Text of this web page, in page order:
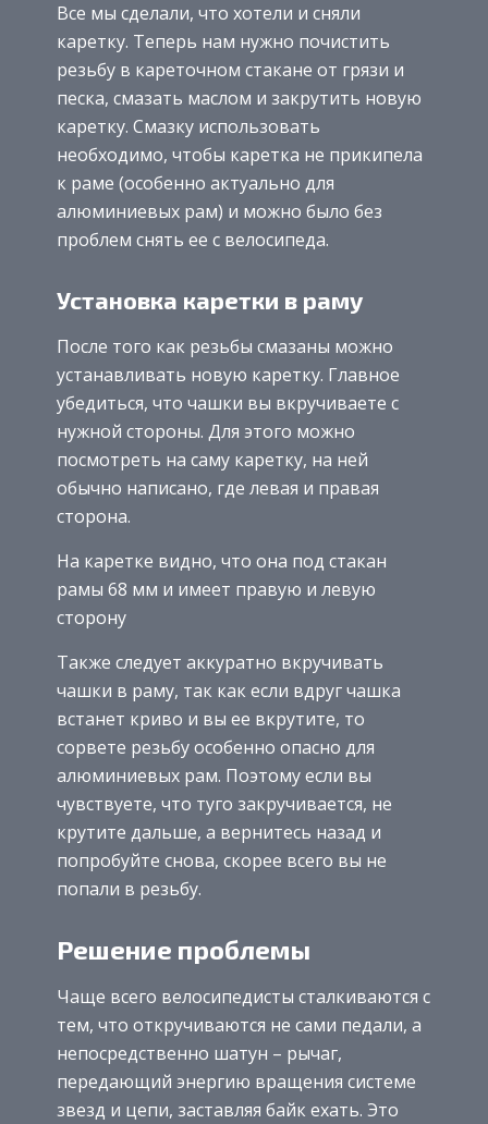
Все мы сделали, что хотели и сняли
каретку. Теперь нам нужно почистить
резьбу в кареточном стакане от грязи и
песка, смазать маслом и закрутить новую
каретку. Смазку использовать
необходимо, чтобы каретка не прикипела
к раме (особенно актуально для
алюминиевых рам) и можно было без
проблем снять ее с велосипеда.
Установка каретки в раму
После того как резьбы смазаны можно
устанавливать новую каретку. Главное
убедиться, что чашки вы вкручиваете с
нужной стороны. Для этого можно
посмотреть на саму каретку, на ней
обычно написано, где левая и правая
сторона.
На каретке видно, что она под стакан
рамы 68 мм и имеет правую и левую
сторону
Также следует аккуратно вкручивать
чашки в раму, так как если вдруг чашка
встанет криво и вы ее вкрутите, то
сорвете резьбу особенно опасно для
алюминиевых рам. Поэтому если вы
чувствуете, что туго закручивается, не
крутите дальше, а вернитесь назад и
попробуйте снова, скорее всего вы не
попали в резьбу.
Решение проблемы
Чаще всего велосипедисты сталкиваются с
тем, что откручиваются не сами педали, а
непосредственно шатун – рычаг,
передающий энергию вращения системе
звезд и цепи, заставляя байк ехать. Это